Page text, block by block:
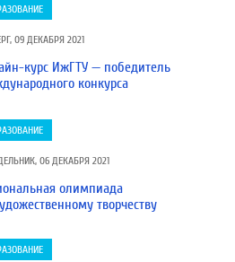
09 ДЕКАБРЯ 2021
курс ИжГТУ — победитель
конкурса
06 ДЕКАБРЯ 2021
олимпиада
творчеству